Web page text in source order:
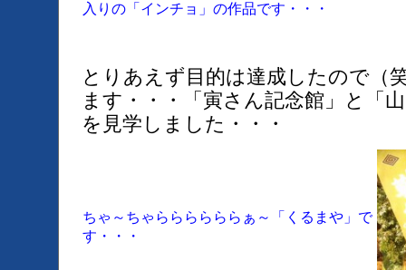
入りの「インチョ」の作品です・・・
とりあえず目的は達成したので（
ます・・・「寅さん記念館」と「
を見学しました・・・
ちゃ～ちゃららららららぁ～「くるまや」で
す・・・